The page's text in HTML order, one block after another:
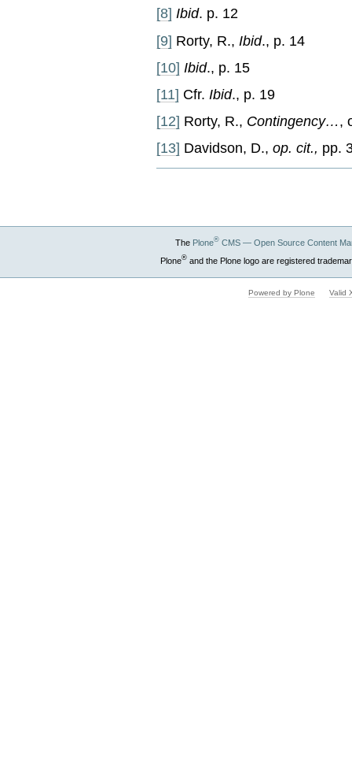
[8] Ibid. p. 12
[9] Rorty, R., Ibid., p. 14
[10] Ibid., p. 15
[11] Cfr. Ibid., p. 19
[12] Rorty, R., Contingency… ,
[13] Davidson, D.,op. cit., pp.
The Plone®CMS — Open Source Content
Plone®and the Plone logo are registered
Powered by Plone Valid